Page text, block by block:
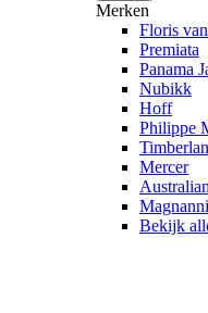
Merken
Floris
Premiata
Panama
Nubikk
Hoff
Philippe
Mercer
Australian
Magnanni
Bekijk